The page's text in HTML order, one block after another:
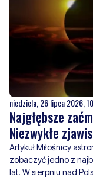
niedziela, 26 lipca 2026,
Najgłębsze
Niezwykłe
Artykuł Miłośnicy astronomii i obserwacji nieba będą mieli okazję
zobaczyć jedno z
lat. W sierpniu nad